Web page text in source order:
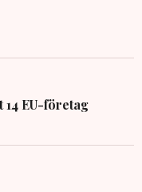
EU-företag